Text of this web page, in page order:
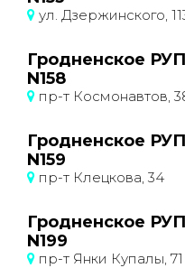
ул. Дзержинского,
Гродненское
N158
пр-т Космонавтов,
Гродненское
N159
пр-т Клецкова, 34
Гродненское
N199
пр-т Янки Купалы, 71